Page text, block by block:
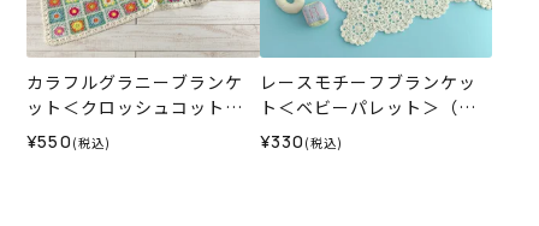
カラフルグラニーブランケ
ット＜クロッシュコットン
＞（レシピ）
¥550 (税込)
レースモチーフブランケッ
ト＜ベビーパレット＞（レ
シピ）
¥330 (税込)